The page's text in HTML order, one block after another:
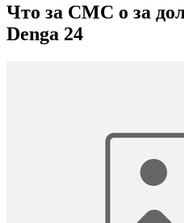
Что за СМС о за
Denga 24